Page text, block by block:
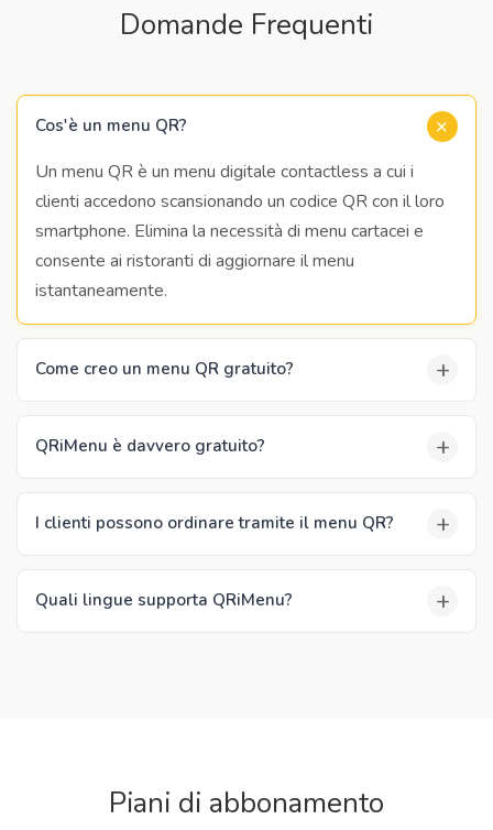
Domande Frequenti
Cos'è un menu QR? +
Un menu QR è un menu digitale contactless a cui i
clienti accedono scansionando un codice QR con il loro
smartphone. Elimina la necessità di menu cartacei e
consente ai ristoranti di aggiornare il menu
istantaneamente.
Come creo un menu QR gratuito? +
QRiMenu è davvero gratuito? +
I clienti possono ordinare tramite il menu QR? +
Quali lingue supporta QRiMenu? +
Piani di abbonamento